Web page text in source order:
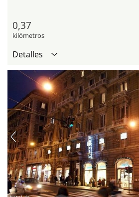
0,37
kilómetros
Detalles